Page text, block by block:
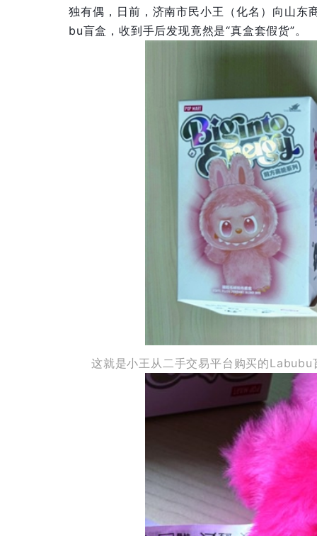
独有偶，日前，济南市民小王（化名）向山东
bu盲盒，收到手后发现竟然是“真盒套假货”。
这就是小王从二手交易平台购买的Labubu